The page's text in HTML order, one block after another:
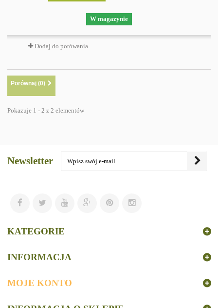
W magazynie
Dodaj do porówania
Porównaj (0)
Pokazuje 1 - 2 z 2 elementów
Newsletter
KATEGORIE
INFORMACJA
MOJE KONTO